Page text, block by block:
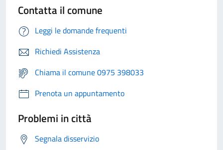
Contatta il comune
Leggi le domande frequenti
Richiedi Assistenza
Chiama il comune 0975 398033
Prenota un appuntamento
Problemi in città
Segnala disservizio